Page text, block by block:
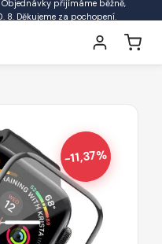
Objednávky přijímáme běžně,
8. Děkujeme za pochopení.
-11,37%